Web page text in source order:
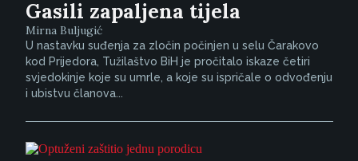
Gasili zapaljena tijela
Mirna Buljugić
U nastavku suđenja za zločin počinjen u selu Čarakovo
kod Prijedora, Tužilaštvo BiH je pročitalo iskaze četiri
svjedokinje koje su umrle, a koje su ispričale o odvođenju
i ubistvu članova...